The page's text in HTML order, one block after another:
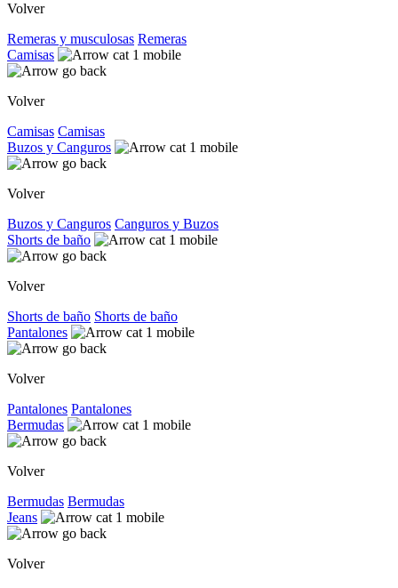
Volver
Remeras y musculosas Remeras
Camisas
Volver
Camisas Camisas
Buzos y Canguros
Volver
Buzos y Canguros Canguros y Buzos
Shorts de baño
Volver
Shorts de baño Shorts de baño
Pantalones
Volver
Pantalones Pantalones
Bermudas
Volver
Bermudas Bermudas
Jeans
Volver